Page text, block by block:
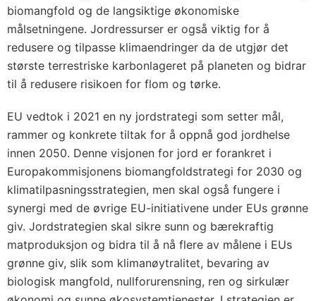
biomangfold og de langsiktige økonomiske
målsetningene. Jordressurser er også viktig for å
redusere og tilpasse klimaendringer da de utgjør det
største terrestriske karbonlageret på planeten og bidrar
til å redusere risikoen for flom og tørke.
EU vedtok i 2021 en ny jordstrategi som setter mål,
rammer og konkrete tiltak for å oppnå god jordhelse
innen 2050. Denne visjonen for jord er forankret i
Europakommisjonens biomangfoldstrategi for 2030 og
klimatilpasningsstrategien, men skal også fungere i
synergi med de øvrige EU-initiativene under EUs grønne
giv. Jordstrategien skal sikre sunn og bærekraftig
matproduksjon og bidra til å nå flere av målene i EUs
grønne giv, slik som klimanøytralitet, bevaring av
biologisk mangfold, nullforurensning, ren og sirkulær